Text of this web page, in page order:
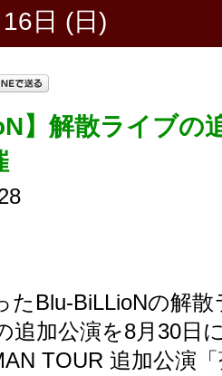
日 (日)
】解散ライブの
た Blu-BiLLioNの解散
追加公演を8月 30日
TOUR 追加公演